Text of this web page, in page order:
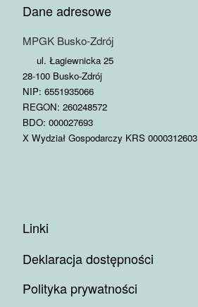
Dane adresowe
MPGK Busko-Zdrój
ul. Łagiewnicka 25
28-100 Busko-Zdrój
NIP: 6551935066
REGON: 260248572
BDO: 000027693
X Wydział Gospodarczy KRS 0000312603
Linki
Deklaracja dostępności
Polityka prywatności